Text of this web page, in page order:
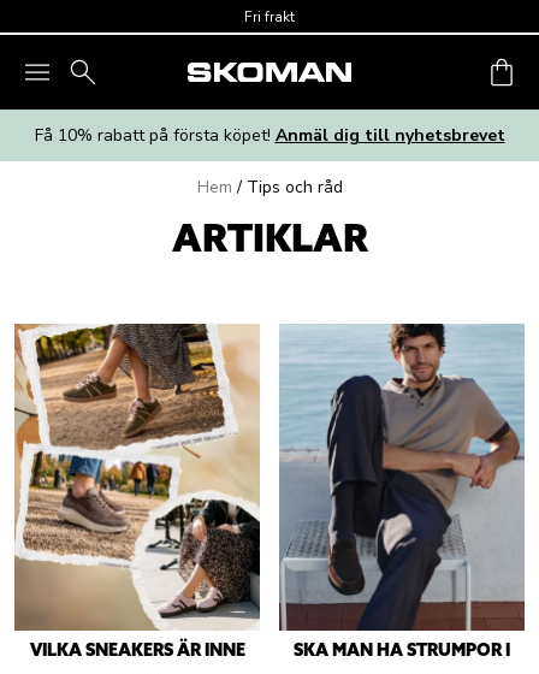
Fri frakt
Få 10% rabatt på första köpet! Anmäl dig till nyhetsbrevet
Hem / Tips och råd
ARTIKLAR
VILKA SNEAKERS ÄR INNE
SKA MAN HA STRUMPOR I